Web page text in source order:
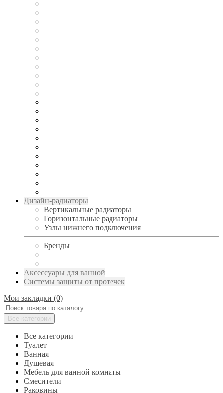
Дизайн-радиаторы
Вертикальные радиаторы
Горизонтальные радиаторы
Узлы нижнего подключения
Бренды
Аксессуары для ванной
Системы защиты от протечек
Мои закладки (0)
Все категории
Все категории
Туалет
Ванная
Душевая
Мебель для ванной комнаты
Смесители
Раковины